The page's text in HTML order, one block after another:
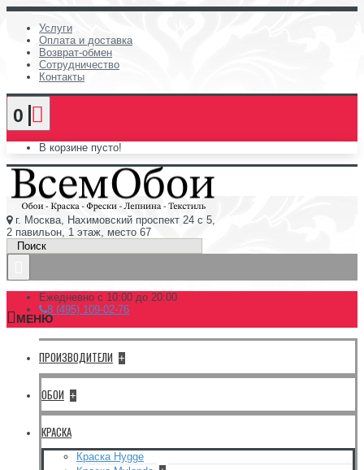
Услуги
Оплата и доставка
Возврат-обмен
Сотрудничество
Контакты
0
В корзине пусто!
г. Москва, Нахимовский проспект 24 с 5,
2 павильон, 1 этаж, место 67
Ежедневно с 10:00 до 20:00
8 (495) 109-02-76
МЕНЮ
ПРОИЗВОДИТЕЛИ +
ОБОИ +
КРАСКА
Краска Hygge